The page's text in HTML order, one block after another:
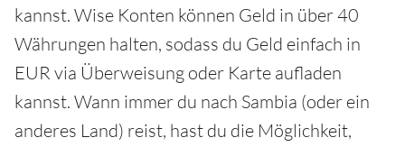
kannst. Wise Konten können Geld in über 40
Währungen halten, sodass du Geld einfach in
EUR via Überweisung oder Karte aufladen
kannst. Wann immer du nach Sambia (oder ein
anderes Land) reist, hast du die Möglichkeit,